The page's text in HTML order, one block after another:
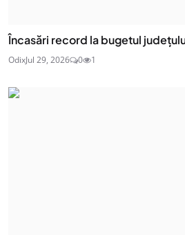
Încasări record la bugetul
OdixJul 29, 2026 0 1